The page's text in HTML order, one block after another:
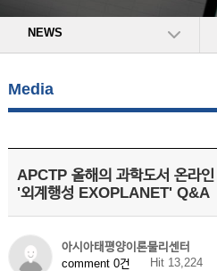
NEWS
Media
APCTP 올해의 과학도서 온라
'외계행성 EXOPLANET' Q&A
아시아태평양이론물리센터
comment 0건
Hit 13,224